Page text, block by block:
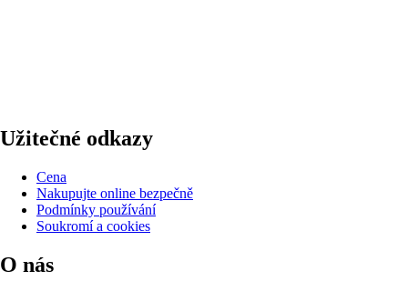
Užitečné odkazy
Cena
Nakupujte online bezpečně
Podmínky používání
Soukromí a cookies
O nás